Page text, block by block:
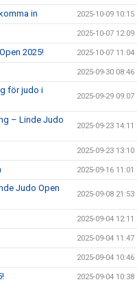
in 2025-10-09 10:15
2025-10-07 12:09
2025! 2025-10-07 11:04
2025-09-30 08:46
för judo i
2025-09-29 09:07
– Linde Judo
2025-09-23 14:11
2025-09-23 13:10
2025-09-16 11:01
Judo Open
2025-09-08 21:53
2025-09-04 12:11
2025-09-04 11:47
2025-09-04 10:46
2025-09-04 10:38